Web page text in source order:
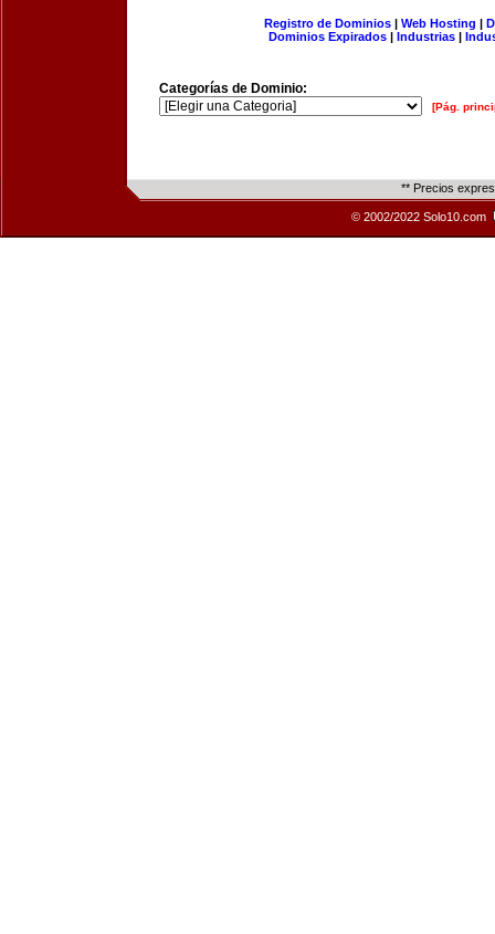
Registro de Dominios| Web Hosting |
Dominios Expirados | Industrias |
Categorías de Dominio:
[Pág.
** Precios
© 2002/2022 Solo10.com